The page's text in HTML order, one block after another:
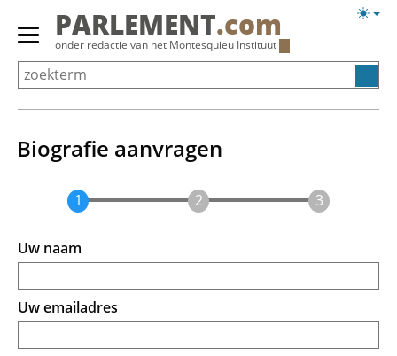
Overslaan
Primair
menu
tonen/verbergen
PARLEMENT.com
onder redactie van het Montesquieu Instituut
Biografie aanvragen
Uw naam
Uw emailadres